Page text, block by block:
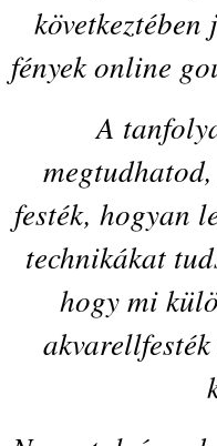
fények online
A
festék, hogyan
technikákat
hogy mi